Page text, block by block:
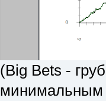
(Big Bets -
минимальным